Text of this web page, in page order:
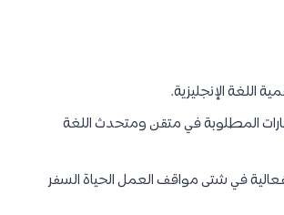
اللغة الإنجليزية.
المطلوبة في متقن ومتحدث اللغة
في شتى مواقف العمل الحياة السفر